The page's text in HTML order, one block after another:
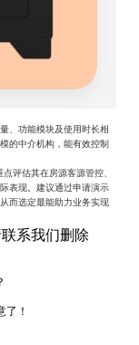
、功能模块及使用时长相
的中介机构，能有效控制
评估其在房源客源管控、
表现。建议通过申请演示
而选定最能助力业务实现
系我们删除
！